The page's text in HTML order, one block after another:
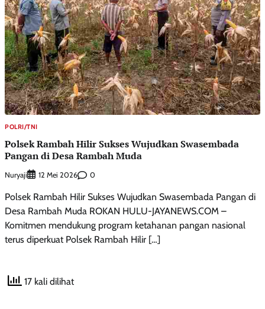
POLRI/TNI
Polsek Rambah Hilir Sukses Wujudkan Swasembada
Pangan di Desa Rambah Muda
Nuryaji 12 Mei 2026 0
Polsek Rambah Hilir Sukses Wujudkan Swasembada Pangan di
Desa Rambah Muda ROKAN HULU-JAYANEWS.COM –
Komitmen mendukung program ketahanan pangan nasional
terus diperkuat Polsek Rambah Hilir […]
17 kali dilihat